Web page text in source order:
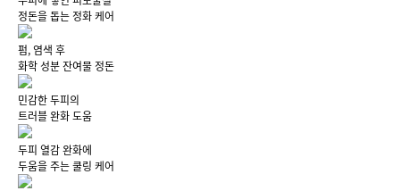
정돈을 돕는 정화 케어
펌, 염색 후
화학 성분 잔여물 정돈
민감한 두피의
트러블 완화 도움
두피 열감 완화에
두움을 주는 쿨링 케어